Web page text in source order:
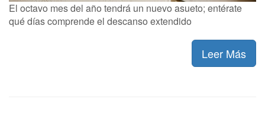
El octavo mes del año tendrá un nuevo asueto; entérate
qué días comprende el descanso extendido
Leer Más